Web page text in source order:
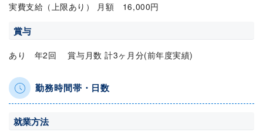
実費支給（上限あり） 月額 16,000円
賞与
あり 年2回 賞与月数 計3ヶ月分(前年度実績)
勤務時間帯・日数
就業方法